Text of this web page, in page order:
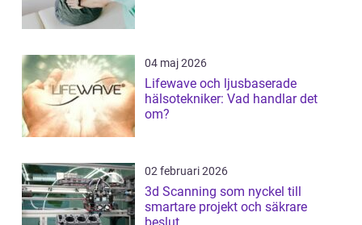
04 maj 2026
Lifewave och ljusbaserade
hälsotekniker: Vad handlar det
om?
02 februari 2026
3d Scanning som nyckel till
smartare projekt och säkrare